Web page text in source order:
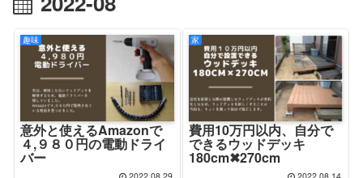
趣味
意外と使えるAmazonで
４,９８０円の電動ドライ
バー
家
費用10万円以内、自分で
できるウッドデッキ
180cm✖︎270cm